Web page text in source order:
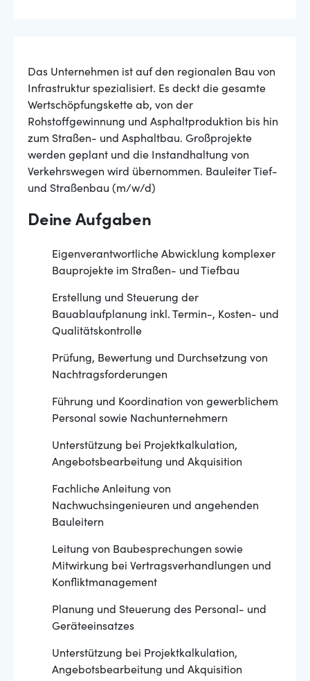
Das Unternehmen ist auf den regionalen Bau von
Infrastruktur spezialisiert. Es deckt die gesamte
Wertschöpfungskette ab, von der
Rohstoffgewinnung und Asphaltproduktion bis hin
zum Straßen- und Asphaltbau. Großprojekte
werden geplant und die Instandhaltung von
Verkehrswegen wird übernommen. Bauleiter Tief-
und Straßenbau (m/w/d)
Deine Aufgaben
Eigenverantwortliche Abwicklung komplexer
Bauprojekte im Straßen- und Tiefbau
Erstellung und Steuerung der
Bauablaufplanung inkl. Termin-, Kosten- und
Qualitätskontrolle
Prüfung, Bewertung und Durchsetzung von
Nachtragsforderungen
Führung und Koordination von gewerblichem
Personal sowie Nachunternehmern
Unterstützung bei Projektkalkulation,
Angebotsbearbeitung und Akquisition
Fachliche Anleitung von
Nachwuchsingenieuren und angehenden
Bauleitern
Leitung von Baubesprechungen sowie
Mitwirkung bei Vertragsverhandlungen und
Konfliktmanagement
Planung und Steuerung des Personal- und
Geräteeinsatzes
Unterstützung bei Projektkalkulation,
Angebotsbearbeitung und Akquisition